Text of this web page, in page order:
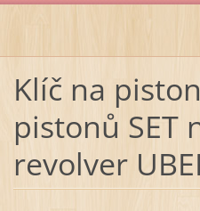
Klíč na
pistonů SET
revolver